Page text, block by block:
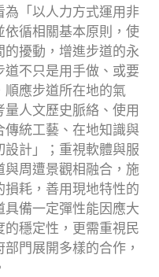
Google
Plus
「以人力方式運用非
循相關基本原則，使
擾動，增進步道的永
不只是用手做、或要
應步道所在地的氣
人文歷史脈絡、使用
統工藝、在地知識與
計」；重視軟體與服
周遭景觀相融合，施
耗，善用現地特性的
備一定彈性能因應大
穩定性，更需重視民
門展開多樣的合作，